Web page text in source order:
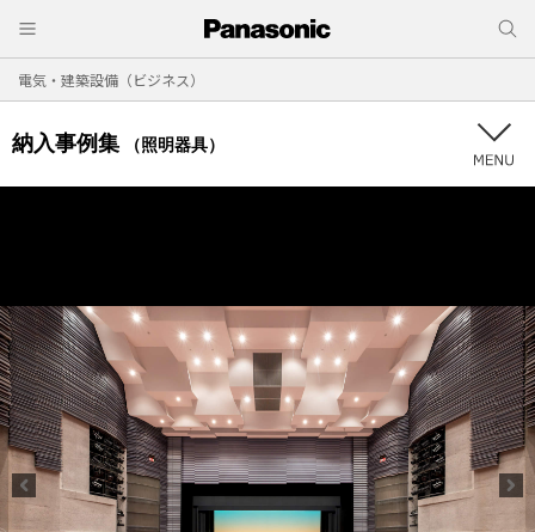
電気・建築設備（ビジネス）
納入事例集 （照明器具）